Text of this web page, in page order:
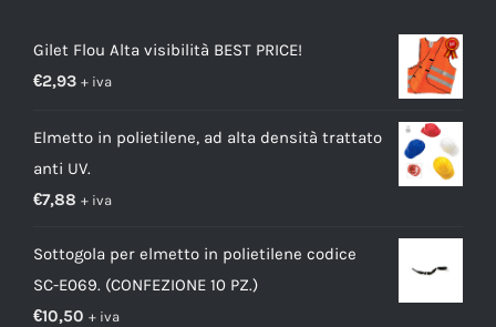
Gilet Flou Alta visibilità BEST PRICE!
€2,93 + iva
Elmetto in polietilene, ad alta densità trattato
anti UV.
€7,88 + iva
Sottogola per elmetto in polietilene codice
SC-E069. (CONFEZIONE 10 PZ.)
€10,50 + iva